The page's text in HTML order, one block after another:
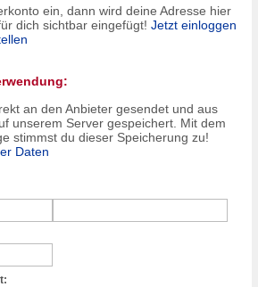
ein, dann wird deine Adresse hier
dich sichtbar eingefügt! Jetzt einloggen
an den Anbieter gesendet und aus
unserem Server gespeichert. Mit dem
stimmst du dieser Speicherung zu!
Daten